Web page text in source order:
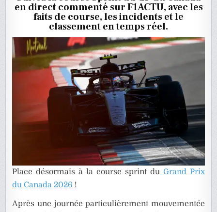
COURSE
SPRINT
EN
en direct commenté sur F1ACTU, avec les
faits de course, les incidents et le
classement en temps réel.
Place désormais à la course sprint duGrand Prix
du Canada 2026 !
Après une journée particulièrement mouvementée